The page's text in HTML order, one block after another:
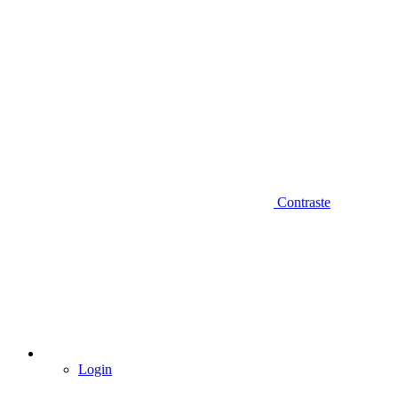
Contraste
Login